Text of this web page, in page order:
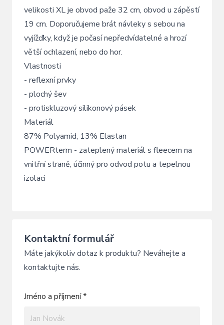
velikosti XL je obvod paže 32 cm, obvod u zápěstí
19 cm. Doporučujeme brát návleky s sebou na
vyjížďky, když je počasí nepředvídatelné a hrozí
větší ochlazení, nebo do hor.
Vlastnosti
- reflexní prvky
- plochý šev
- protiskluzový silikonový pásek
Materiál
87% Polyamid, 13% Elastan
POWERterm - zateplený materiál s fleecem na
vnitřní straně, účinný pro odvod potu a tepelnou
izolaci
Kontaktní formulář
Máte jakýkoliv dotaz k produktu? Neváhejte a
kontaktujte nás.
Jméno a příjmení *